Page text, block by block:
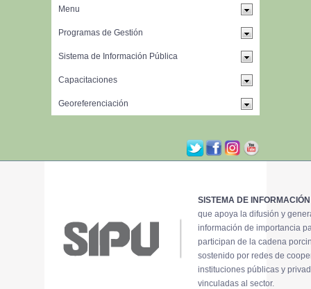
SISTEMA DE
que apoya la difusión y
información de importancia
participan de la cadena
sostenido por redes de
instituciones públicas y
vinculadas al sector.